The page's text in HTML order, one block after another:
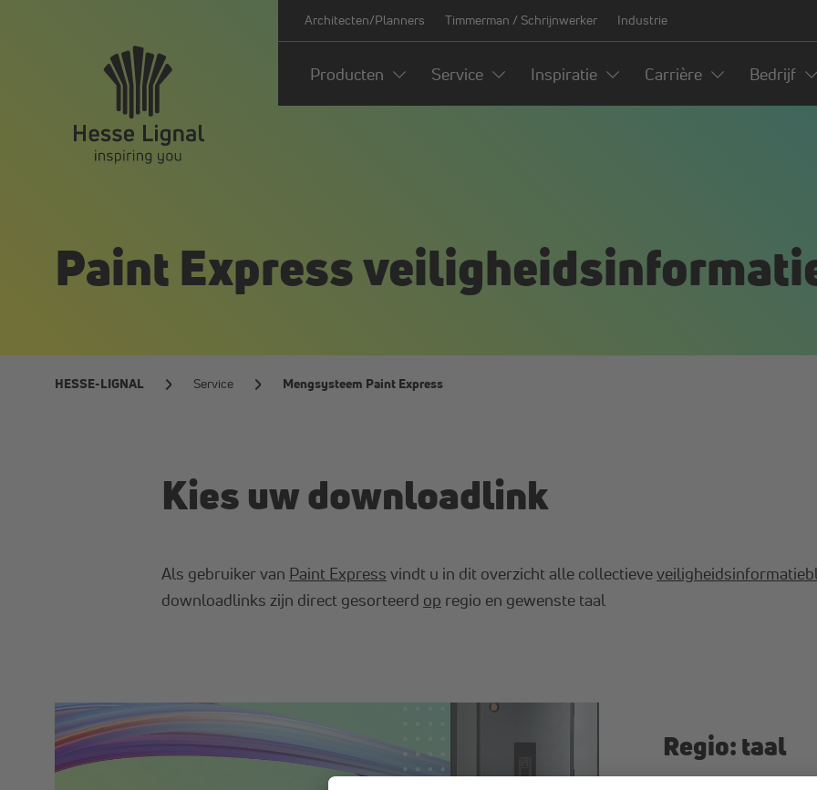
Architecten/Planners Timmerman / Schrijnwerker Industrie
Producten Service Inspiratie Carrière Bedrijf
Paint Express
HESSE-LIGNAL Service Mengsysteem Paint Express
Kies uw downloadlink
Als gebruiker van Paint Express vindt u in dit overzicht alle collectieve
downloadlinks zijn direct gesorteerd op regio en gewenste taal
Regio: taal